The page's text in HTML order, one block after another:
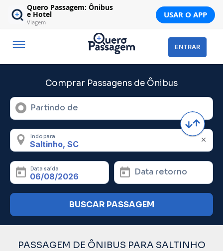
Quero Passagem: Ônibus
e Hotel
Viagem
USAR O APP
ENTRAR
Comprar Passagens de Ônibus
Partindo de
Indo para
Data saída Data retorno
BUSCAR PASSAGEM
PASSAGEM DE ÔNIBUS PARA SALTINHO